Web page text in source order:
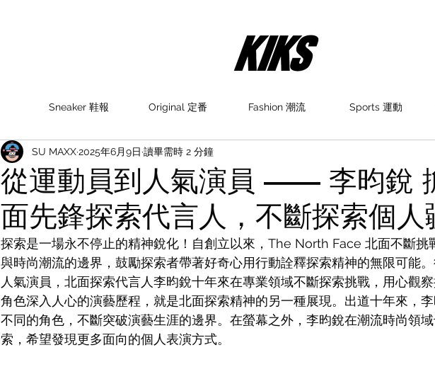
Sneaker 鞋報 Original 定番 Fashion 潮流 Sports 運動
從運動員到人氣演員 —— 李昀銳
面先鋒探索代言人，不斷探索個人
SU MAXX2025年6月9日 讀畢需時 2 分鐘
探索是一場永不停止的精神銳化！自創立以來，The North Face 北面不斷挑
與時尚潮流的邊界，鼓勵探索者帶著好奇心用行動詮釋探索精神的無限可能
人氣演員，北面探索代言人李昀銳十年來在專業領域不斷探索挑戰，用心觀
角色深入人心的演藝歷程，就是北面探索精神的另一種展現。出道十年來，
不同的角色，不斷突破演藝生涯的邊界。在螢幕之外，李昀銳在潮流時尚領
索，希望發現更多面向的個人表演方式。